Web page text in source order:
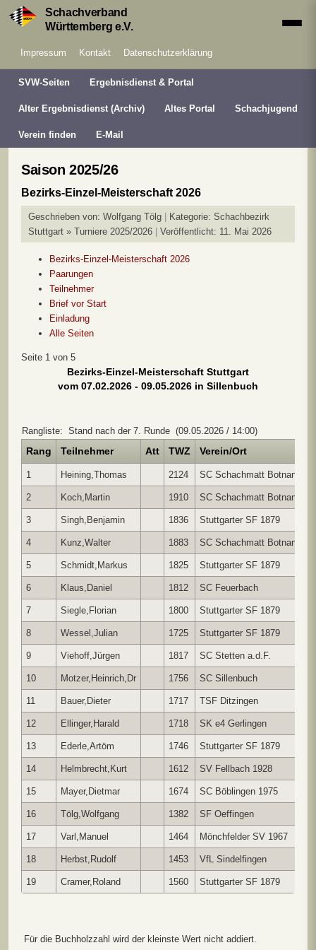
Schachverband
Württemberg e.V.
Impressum Kontakt Datenschutzerklärung
SVW-Seiten Ergebnisdienst & Portal
Alter Ergebnisdienst (Archiv) Altes Portal Schachjugend
Verein finden E-Mail
Saison 2025/26
Bezirks-Einzel-Meisterschaft 2026
Geschrieben von: Wolfgang Tölg Kategorie: Schachbezirk
Stuttgart » Turniere 2025/2026
Veröffentlicht: 11. Mai 2026
Bezirks-Einzel-Meisterschaft 2026
Paarungen
Teilnehmer
Brief vor Start
Einladung
Alle Seiten
Seite 1 von 5
Bezirks-Einzel-Meisterschaft Stuttgart
vom 07.02.2026 - 09.05.2026 in Sillenbuch
Rangliste: Stand nach der 7. Runde (09.05.2026 / 14:00)
Rang Teilnehmer Att TWZ Verein/Ort
1 Heining,Thomas 2124 SC Schachmatt Botnang
2 Koch,Martin 1910 SC Schachmatt Botnang
3 Singh,Benjamin 1836 Stuttgarter SF 1879
4 Kunz,Walter 1883 SC Schachmatt Botnang
5 Schmidt,Markus 1825 Stuttgarter SF 1879
6 Klaus,Daniel 1812 SC Feuerbach
7 Siegle,Florian 1800 Stuttgarter SF 1879
8 Wessel,Julian 1725 Stuttgarter SF 1879
9 Viehoff,Jürgen 1817 SC Stetten a.d.F.
10 Motzer,Heinrich,Dr 1756 SC Sillenbuch
11 Bauer,Dieter 1717 TSF Ditzingen
12 Ellinger,Harald 1718 SK e4 Gerlingen
13 Ederle,Artöm 1746 Stuttgarter SF 1879
14 Helmbrecht,Kurt 1612 SV Fellbach 1928
15 Mayer,Dietmar 1674 SC Böblingen 1975
16 Tölg,Wolfgang 1382 SF Oeffingen
17 Varl,Manuel 1464 Mönchfelder SV 1967
18 Herbst,Rudolf 1453 VfL Sindelfingen
19 Cramer,Roland 1560 Stuttgarter SF 1879
Für die Buchholzzahl wird der kleinste Wert nicht addiert.